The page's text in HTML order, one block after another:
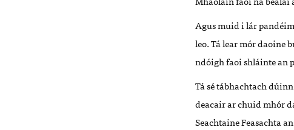
Agus muid i lár
leo. Tá lear mór daoine
ndóigh faoi shláinte an
Tá sé tábhachtach
deacair ar chuid mhór
Seachtaine Feasachta